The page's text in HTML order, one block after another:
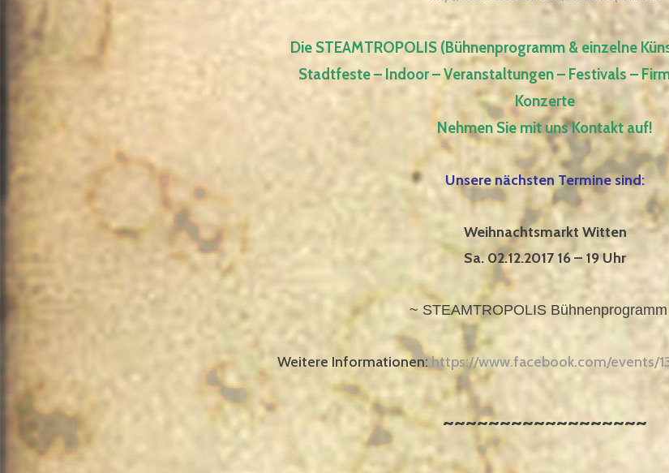
Die STEAMTROPOLIS (Bühnenprogramm & einzelne
Stadtfeste – Indoor – Veranstaltungen – Festivals –
Konzerte
Nehmen Sie mit uns Kontakt auf!
Unsere nächsten Termine sind:
Weihnachtsmarkt Witten
Sa. 02.12.2017 16 – 19 Uhr
~ STEAMTROPOLIS
Weitere Informationen:https://www.facebook.com/events/
~~~~~~~~~~~~~~~~~~